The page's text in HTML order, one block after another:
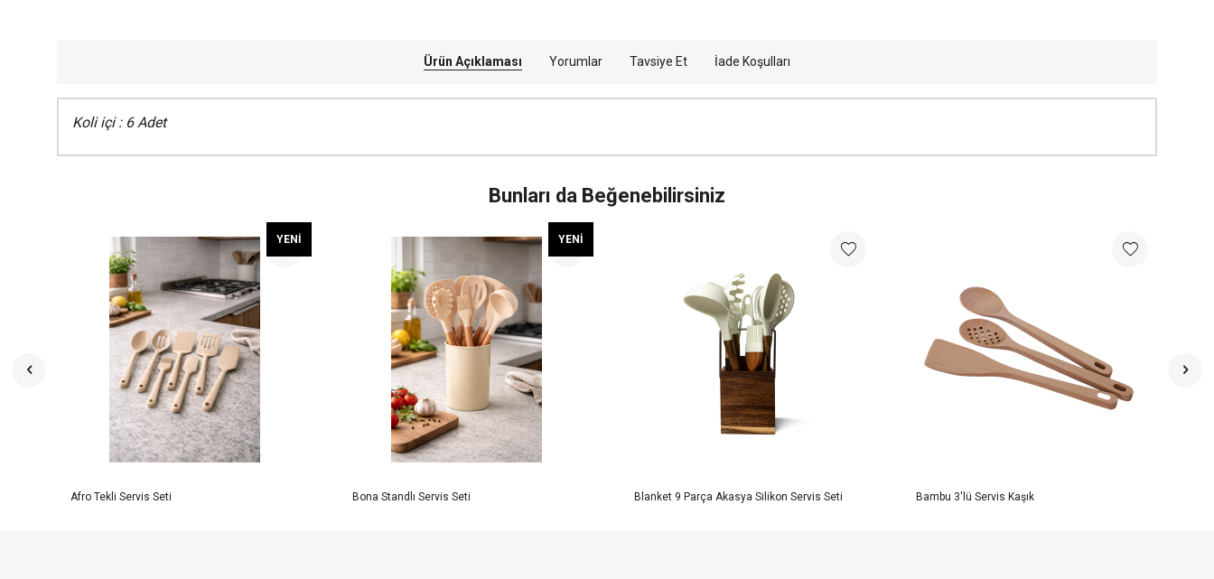
Ürün Açıklaması Yorumlar Tavsiye Et İade Koşulları
Koli içi : 6 Adet
Bunları da Beğenebilirsiniz
YENI
Afro Tekli Servis Seti
YENI
Bona Standlı Servis Seti Blanket 9 Parça Akasya Silikon Servis Seti Bambu 3'lü Servis Kaşık